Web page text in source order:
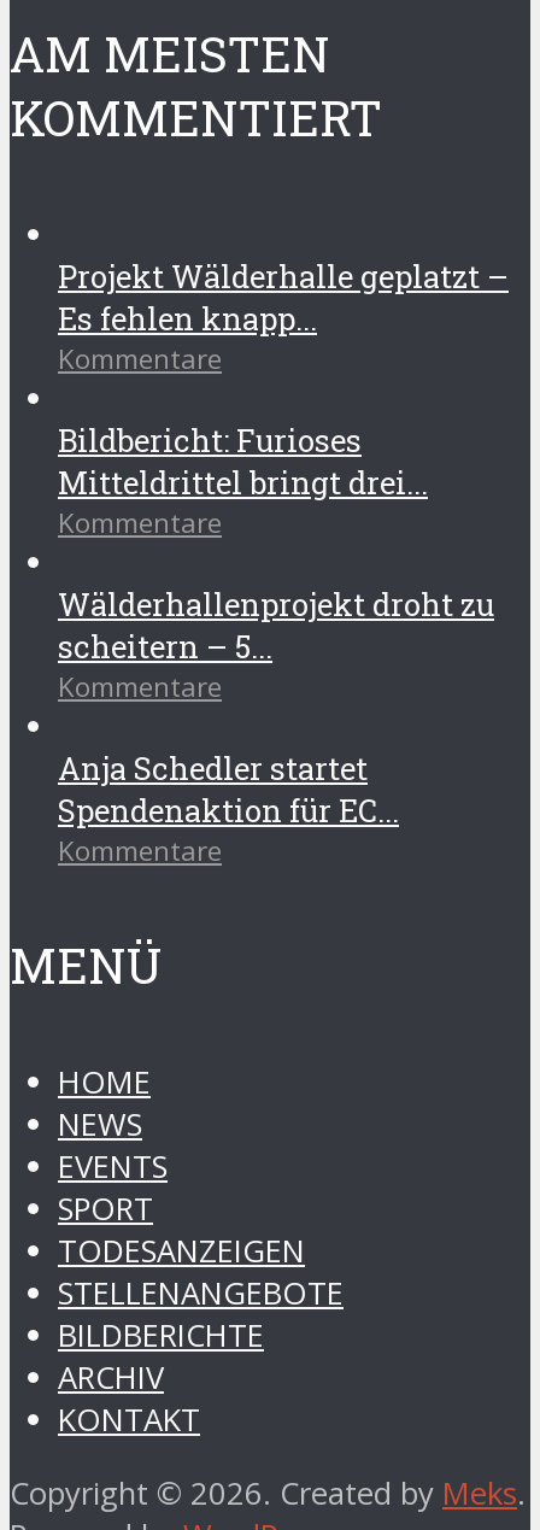
AM MEISTEN
KOMMENTIERT
Projekt Wälderhalle geplatzt –
Es fehlen knapp...
Kommentare
Bildbericht: Furioses
Mitteldrittel bringt drei...
Kommentare
Wälderhallenprojekt droht zu
scheitern – 5...
Kommentare
Anja Schedler startet
Spendenaktion für EC...
Kommentare
MENÜ
HOME
NEWS
EVENTS
SPORT
TODESANZEIGEN
STELLENANGEBOTE
BILDBERICHTE
ARCHIV
KONTAKT
Copyright © 2026. Created by Meks.